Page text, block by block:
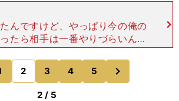
んですけど、やっぱり今の俺の
たら相手は一番やりづらいんじ
論に至ったんですよ。確かに自
もあるけど、対策を練りすぎて
相手に合わせたら
のページへ
2 3 4 5
のページへ
2 / 5